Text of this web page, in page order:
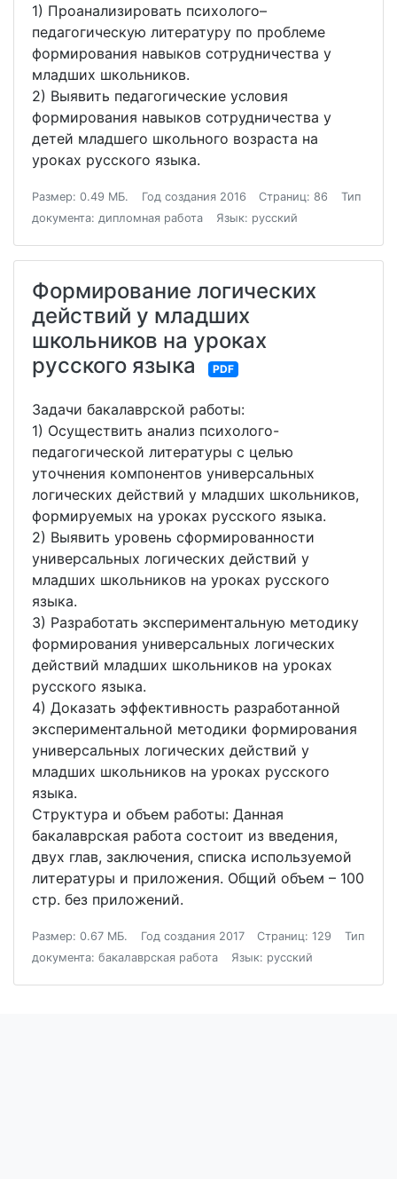
1) Проанализировать психолого–
педагогическую литературу по проблеме
формирования навыков сотрудничества у
младших школьников.
2) Выявить педагогические условия
формирования навыков сотрудничества у
детей младшего школьного возраста на
уроках русского языка.
Размер: 0.49 МБ. Год создания 2016 Страниц: 86
Тип
документа: дипломная работа
Язык: русский
Формирование логических
действий у младших
школьников на уроках
русского языка
PDF
Задачи бакалаврской работы:
1) Осуществить анализ психолого-
педагогической литературы с целью
уточнения компонентов универсальных
логических действий у младших школьников,
формируемых на уроках русского языка.
2) Выявить уровень сформированности
универсальных логических действий у
младших школьников на уроках русского
языка.
3) Разработать экспериментальную методику
формирования универсальных логических
действий младших школьников на уроках
русского языка.
4) Доказать эффективность разработанной
экспериментальной методики формирования
универсальных логических действий у
младших школьников на уроках русского
языка.
Структура и объем работы: Данная
бакалаврская работа состоит из введения,
двух глав, заключения, списка используемой
литературы и приложения. Общий объем – 100
стр. без приложений.
Размер: 0.67 МБ. Год создания 2017 Страниц: 129
Тип
документа: бакалаврская работа
Язык: русский